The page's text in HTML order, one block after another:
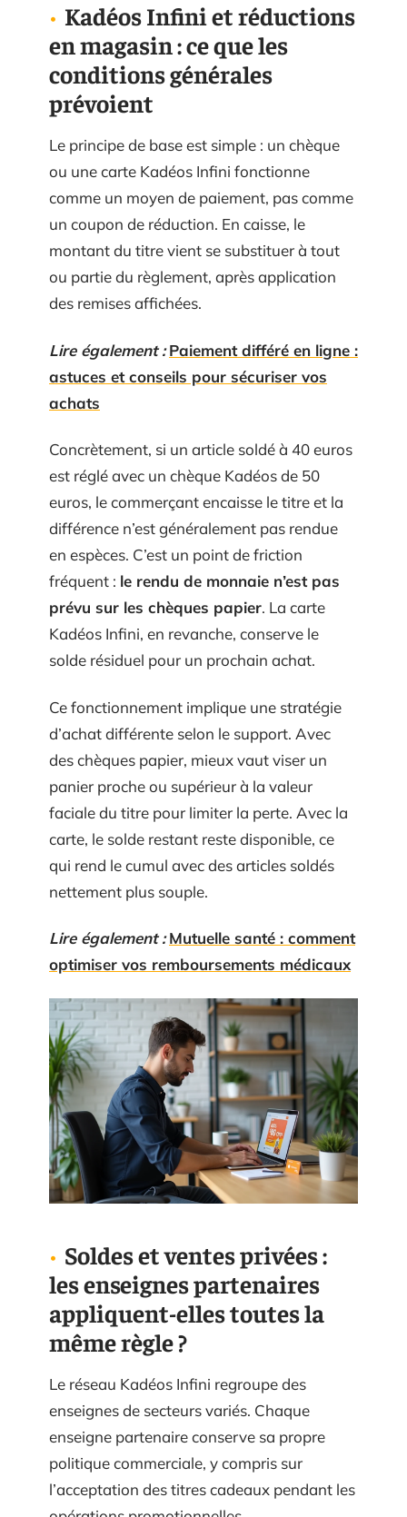
Kadéos Infini et réductions
en magasin : ce que les
conditions générales
prévoient
Le principe de base est simple : un chèque
ou une carte Kadéos Infini fonctionne
comme un moyen de paiement, pas comme
un coupon de réduction. En caisse, le
montant du titre vient se substituer à tout
ou partie du règlement, après application
des remises affichées.
Lire également : Paiement différé en ligne :
astuces et conseils pour sécuriser vos
achats
Concrètement, si un article soldé à 40 euros
est réglé avec un chèque Kadéos de 50
euros, le commerçant encaisse le titre et la
différence n’est généralement pas rendue
en espèces. C’est un point de friction
fréquent : le rendu de monnaie n’est pas
prévu sur les chèques papier. La carte
Kadéos Infini, en revanche, conserve le
solde résiduel pour un prochain achat.
Ce fonctionnement implique une stratégie
d’achat différente selon le support. Avec
des chèques papier, mieux vaut viser un
panier proche ou supérieur à la valeur
faciale du titre pour limiter la perte. Avec la
carte, le solde restant reste disponible, ce
qui rend le cumul avec des articles soldés
nettement plus souple.
Lire également : Mutuelle santé : comment
optimiser vos remboursements médicaux
Soldes et ventes privées :
les enseignes partenaires
appliquent-elles toutes la
même règle ?
Le réseau Kadéos Infini regroupe des
enseignes de secteurs variés. Chaque
enseigne partenaire conserve sa propre
politique commerciale, y compris sur
l’acceptation des titres cadeaux pendant les